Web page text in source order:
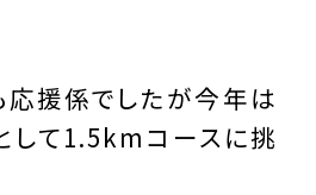
応援係でしたが今年は
して1.5kmコースに挑